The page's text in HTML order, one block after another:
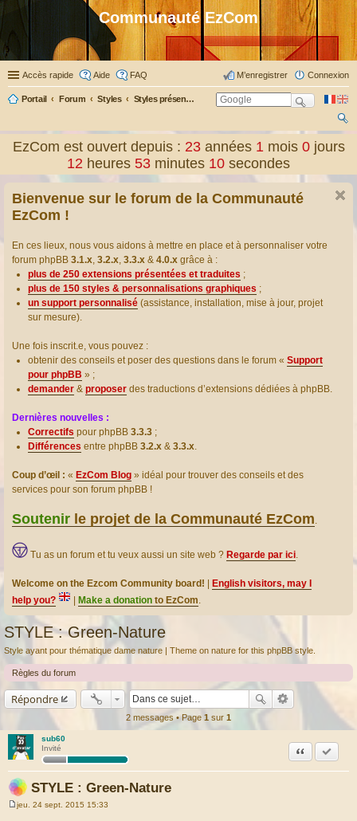
Communauté EzCom
Accès rapide Aide FAQ Connexion
M’enregistrer
Portail Forum Styles Styles présentés & traduits
ch
er
EzCom est ouvert depuis : 23 années1 mois0 jours
12 heures 53 minutes 10 secondes
Bienvenue sur le forum de la Communauté
EzCom !
En ces lieux, nous vous aidons à mettre en place et à personnaliser votre
forum phpBB 3.1.x, 3.2.x, 3.3.x & 4.0.x grâce à :
plus de 250 extensions présentées et traduites ;
plus de 150 styles & personnalisations graphiques ;
un support personnalisé (assistance, installation, mise à jour, projet
sur mesure).
Une fois inscrit.e, vous pouvez :
obtenir des conseils et poser des questions dans le forum « Support
pour phpBB » ;
demander & proposer des traductions d’extensions dédiées à phpBB.
Dernières nouvelles :
Correctifs pour phpBB 3.3.3 ;
Différences entre phpBB 3.2.x & 3.3.x.
Coup d’œil : « EzCom Blog » idéal pour trouver des conseils et des
services pour son forum phpBB !
Soutenir le projet de la Communauté EzCom.
Tu as un forum et tu veux aussi un site web ? Regarde par ici.
Welcome on the Ezcom Community board!
English visitors, may I
help you?
Make a donation to EzCom.
STYLE : Green-Nature
Style ayant pour thématique dame nature | Theme on nature for this phpBB style.
Règles du forum
Répondre
2 messages • Page 1 sur 1
sub60
Invité
STYLE : Green-Nature
Citation
M
jeu. 24 sept. 2015 15:33